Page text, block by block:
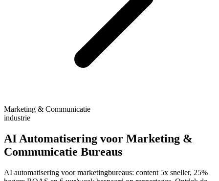
Marketing & Communicatie
industrie
AI Automatisering voor Marketing &
Communicatie Bureaus
AI automatisering voor marketingbureaus: content 5x sneller, 25%